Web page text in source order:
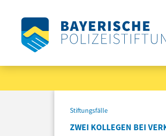
Stiftungsfälle
ZWEI KOLLEGEN BEI